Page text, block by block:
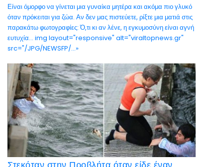
Είναι όμορφο να γίνεται μια γυναίκα μητέρα και ακόμα πιο γλυκό
όταν πρόκειται για ζώα. Αν δεν μας πιστεύετε, ρίξτε μια ματιά στις
παρακάτω φωτογραφίες: Ό,τι κι αν λένε, η εγκυμοσύνη είναι αγνή
ευτυχία… img layout="responsive" alt="viraltopnews.gr"
src="/JPG/NEWSFP/...»